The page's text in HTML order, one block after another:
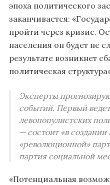
эпоха политического
заканчивается:
пройти через кризис.
населения он будет не
результате возникнет
политическая
Эксперты
событий. Первый
левопопулистских
— состоит «в
«революционной»
партия социальной
«Потенциальная